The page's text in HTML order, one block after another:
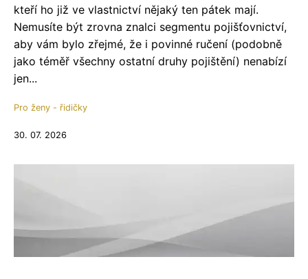
kteří ho již ve vlastnictví nějaký ten pátek mají.
Nemusíte být zrovna znalci segmentu pojišťovnictví,
aby vám bylo zřejmé, že i povinné ručení (podobně
jako téměř všechny ostatní druhy pojištění) nenabízí
jen...
Pro ženy - řidičky
30. 07. 2026